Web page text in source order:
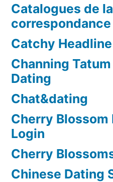
Catalogues de
correspondance
Catchy
Channing
Dating
Chat&dating
Cherry Blossom
Login
Cherry
Chinese Dating